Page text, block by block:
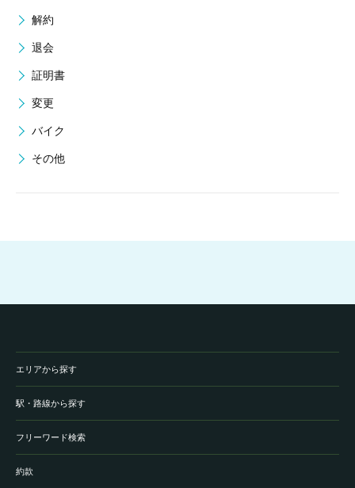
解約
退会
証明書
変更
バイク
その他
エリアから探す
駅・路線から探す
フリーワード検索
約款